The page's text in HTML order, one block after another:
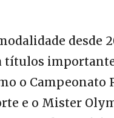
desde
títulos
o Campeonato
e o Mister